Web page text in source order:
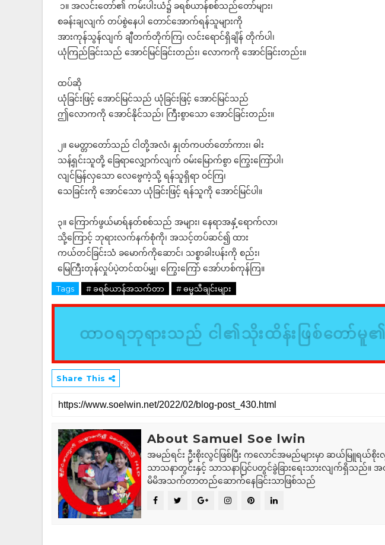
၁။ အလင်းတော်၏ ကမ်းပါးယံ၌ ခရစ်ယာန်စစ်သည်တော်များ၊
စခန်းချလျက် တပ်စွဲနေပါ တောင်အောက်ရန်သူများကို
အားကုန်သွန်လျက် ချီတက်တိုက်ကြ၊ လင်းရောင်ရှိချိန် တိုက်ပါ၊
ယုံကြည်ခြင်းသည် အောင်မြင်ခြင်းတည်း၊ လောကကို အောင်ခြင်းတည်း။
ထပ်ဆို
ယုံခြင်းဖြင့် အောင်မြင်သည် ယုံခြင်းဖြင့် အောင်မြင်သည်
ဤလောကကို အောင်နိုင်သည်၊ ကြီးစွာသော အောင်ခြင်းတည်း။
၂။ မေတ္တာတော်သည် ငါတို့အလံ၊ နှုတ်ကပတ်တော်ကား၊ ဓါး
သန့်ရှင်းသူတို့ ခြေရာလျှောက်လျက် ဝမ်းမြောက်စွာ ကြွေးကြော်ပါ၊
လျင်မြန်လှသော လေဗွေကဲ့သို့ ရန်သူရှိရာ ဝင်ကြ၊
သေခြင်းကို အောင်သော ယုံခြင်းဖြင့် ရန်သူကို အောင်မြင်ပါ။
၃။ ကြောက်ဖွယ်မာရ်နတ်စစ်သည် အများ၊ နေရာအနှံ့ရောက်လာ၊
သို့ကြောင့် ဘုရားလက်နက်စုံကို၊ အသင့်တပ်ဆင်၍ ထား
ကယ်တင်ခြင်းသံ ခမောက်ကိုဆောင်၊ သစ္စာခါးပန်းကို စည်း၊
မြေကြီးတုန်လှုပ်ပဲ့တင်ထပ်မျှ၊ ကြွေးကြော် အော်ဟစ်ကုန်ကြ။
Tags # ခရစ်ယာန်အသက်တာ # ဓမ္မသီချင်းများ
ထာဝရဘုရားသည် ငါ၏သိုးထိန်းဖြစ်တော်မူ
Share This
About Samuel Soe lwin
အမည်ရင်း ဦးစိုးလွင်ဖြစ်ပြီး ကလောင်အမည်များမှာ ဆယ်မြူရယ်
သာသနာတွင်းနှင့် သာသနာပြင်ပတွင်ခွဲခြားရေးသားလျက်ရှိသည်။
မိမိအသက်တာတည်ဆောက်နေခြင်းသာဖြစ်သည်